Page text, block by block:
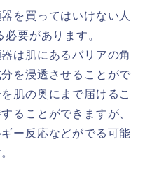
を買ってはいけない人
要があります。
は肌にあるバリアの角
を浸透させることがで
肌の奥にまで届けるこ
ることができますが、
ー反応などがでる可能